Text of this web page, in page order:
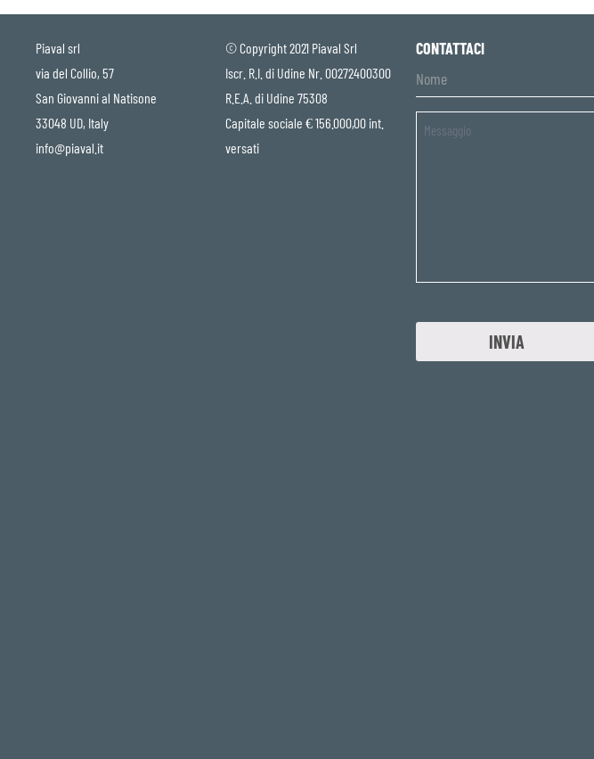
Piaval srl
via del Collio, 57
San Giovanni al Natisone
33048 UD, Italy
info@piaval.it
© Copyright 2021 Piaval Srl
Iscr. R.I. di Udine Nr. 00272400300
R.E.A. di Udine 75308
Capitale sociale € 156.000,00 int.
versati
CONTATTACI
Untitled